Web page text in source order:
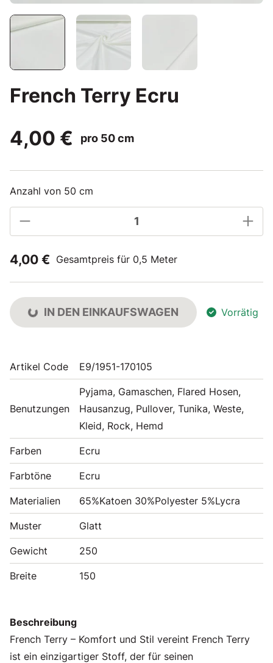
French Terry Ecru
4,00 €
pro 50 cm
Anzahl von 50 cm
4,00 € Gesamtpreis für 0,5 Meter
IN DEN EINKAUFSWAGEN Vorrätig
Artikel Code E9/1951-170105
Benutzungen
Pyjama, Gamaschen, Flared Hosen,
Hausanzug, Pullover, Tunika, Weste,
Kleid, Rock, Hemd
Farben Ecru
Farbtöne Ecru
Materialien 65%Katoen 30%Polyester 5%Lycra
Muster Glatt
Gewicht 250
Breite 150
Beschreibung
French Terry – Komfort und Stil vereint French Terry
ist ein einzigartiger Stoff, der für seinen